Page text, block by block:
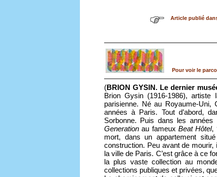
Article publié
Pour voir le
(BRION GYSIN. Le dernier
Brion Gysin (1916-1986), artiste
parisienne. Né au Royaume-
années à Paris. Tout d’abord,
Sorbonne. Puis dans les
Generation au fameuxBeat Hôtel,
mort, dans un appartement
construction. Peu avant de
la ville de Paris. C’est grâce à ce
la plus vaste collection au
collections publiques et privées,